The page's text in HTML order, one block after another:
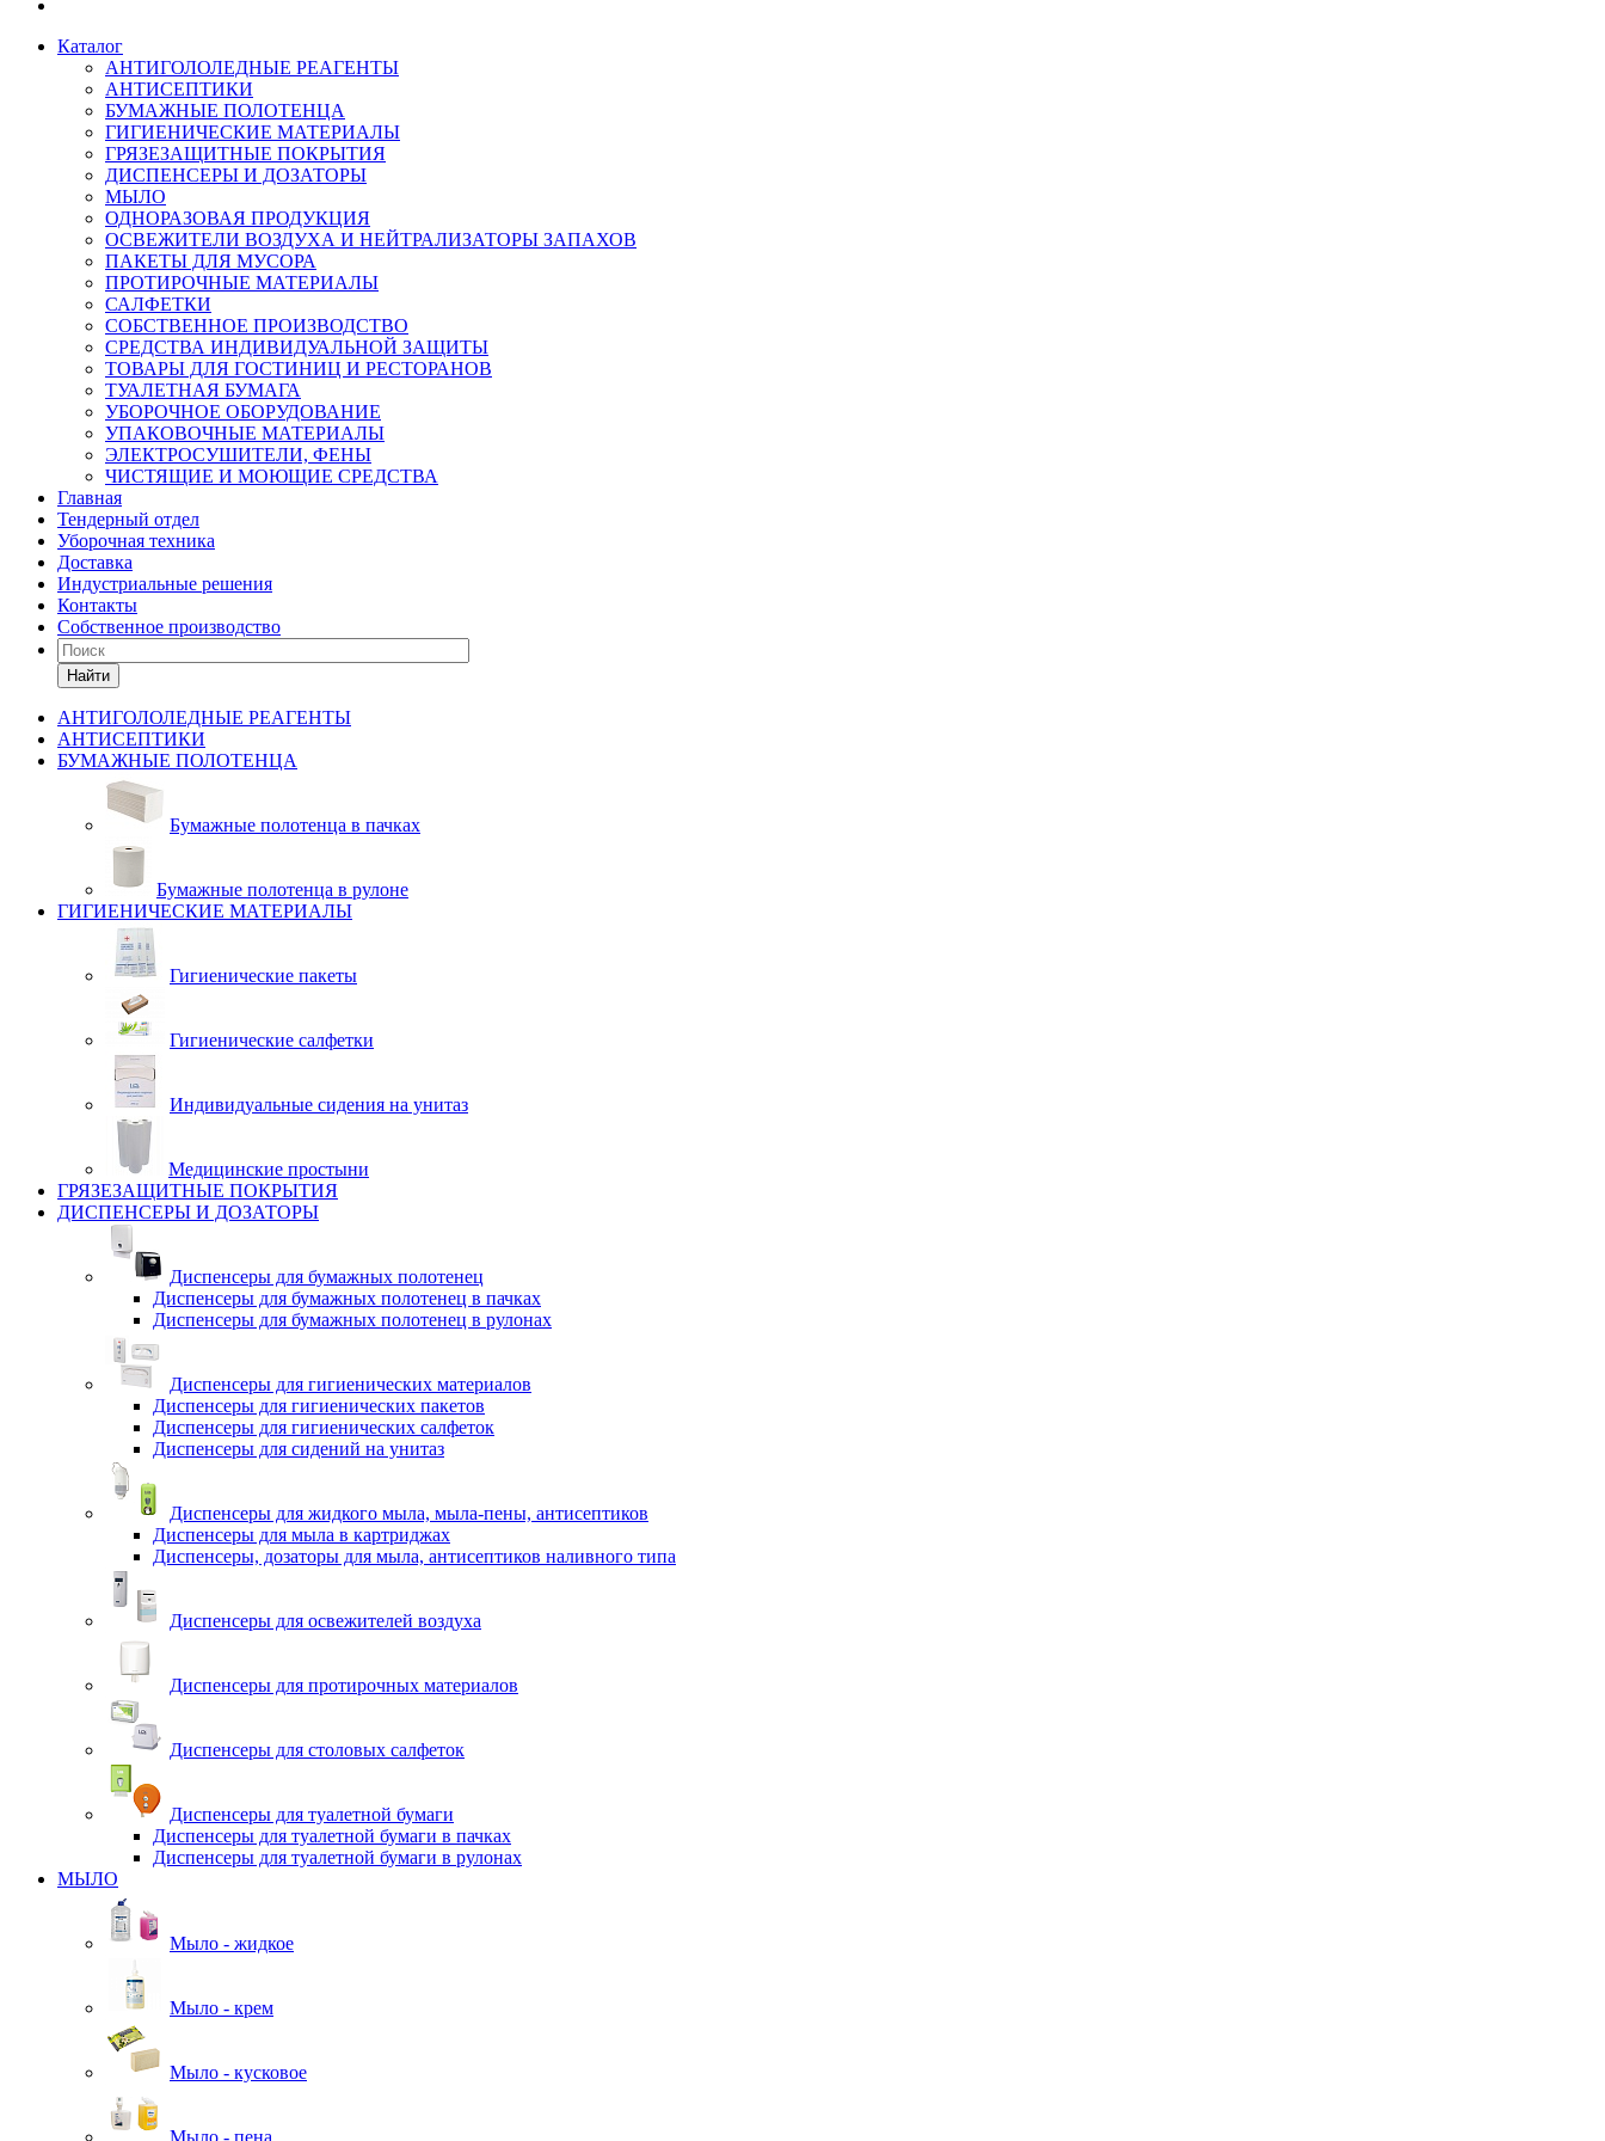
Каталог
АНТИГОЛОЛЕДНЫЕ РЕАГЕНТЫ
АНТИСЕПТИКИ
БУМАЖНЫЕ ПОЛОТЕНЦА
ГИГИЕНИЧЕСКИЕ МАТЕРИАЛЫ
ГРЯЗЕЗАЩИТНЫЕ ПОКРЫТИЯ
ДИСПЕНСЕРЫ И ДОЗАТОРЫ
МЫЛО
ОДНОРАЗОВАЯ ПРОДУКЦИЯ
ОСВЕЖИТЕЛИ ВОЗДУХА И НЕЙТРАЛИЗАТОРЫ ЗАПАХОВ
ПАКЕТЫ ДЛЯ МУСОРА
ПРОТИРОЧНЫЕ МАТЕРИАЛЫ
САЛФЕТКИ
СОБСТВЕННОЕ ПРОИЗВОДСТВО
СРЕДСТВА ИНДИВИДУАЛЬНОЙ ЗАЩИТЫ
ТОВАРЫ ДЛЯ ГОСТИНИЦ И РЕСТОРАНОВ
ТУАЛЕТНАЯ БУМАГА
УБОРОЧНОЕ ОБОРУДОВАНИЕ
УПАКОВОЧНЫЕ МАТЕРИАЛЫ
ЭЛЕКТРОСУШИТЕЛИ, ФЕНЫ
ЧИСТЯЩИЕ И МОЮЩИЕ СРЕДСТВА
Главная
Тендерный отдел
Уборочная техника
Доставка
Индустриальные решения
Контакты
Собственное производство
Найти
АНТИГОЛОЛЕДНЫЕ РЕАГЕНТЫ
АНТИСЕПТИКИ
БУМАЖНЫЕ ПОЛОТЕНЦА
Бумажные полотенца в пачках
Бумажные полотенца в рулоне
ГИГИЕНИЧЕСКИЕ МАТЕРИАЛЫ
Гигиенические пакеты
Гигиенические салфетки
Индивидуальные сидения на унитаз
Медицинские простыни
ГРЯЗЕЗАЩИТНЫЕ ПОКРЫТИЯ
ДИСПЕНСЕРЫ И ДОЗАТОРЫ
Диспенсеры для бумажных полотенец
Диспенсеры для бумажных полотенец в пачках
Диспенсеры для бумажных полотенец в рулонах
Диспенсеры для гигиенических материалов
Диспенсеры для гигиенических пакетов
Диспенсеры для гигиенических салфеток
Диспенсеры для сидений на унитаз
Диспенсеры для жидкого мыла, мыла-пены, антисептиков
Диспенсеры для мыла в картриджах
Диспенсеры, дозаторы для мыла, антисептиков наливного типа
Диспенсеры для освежителей воздуха
Диспенсеры для протирочных материалов
Диспенсеры для столовых салфеток
Диспенсеры для туалетной бумаги
Диспенсеры для туалетной бумаги в пачках
Диспенсеры для туалетной бумаги в рулонах
МЫЛО
Мыло - жидкое
Мыло - крем
Мыло - кусковое
Мыло - пена